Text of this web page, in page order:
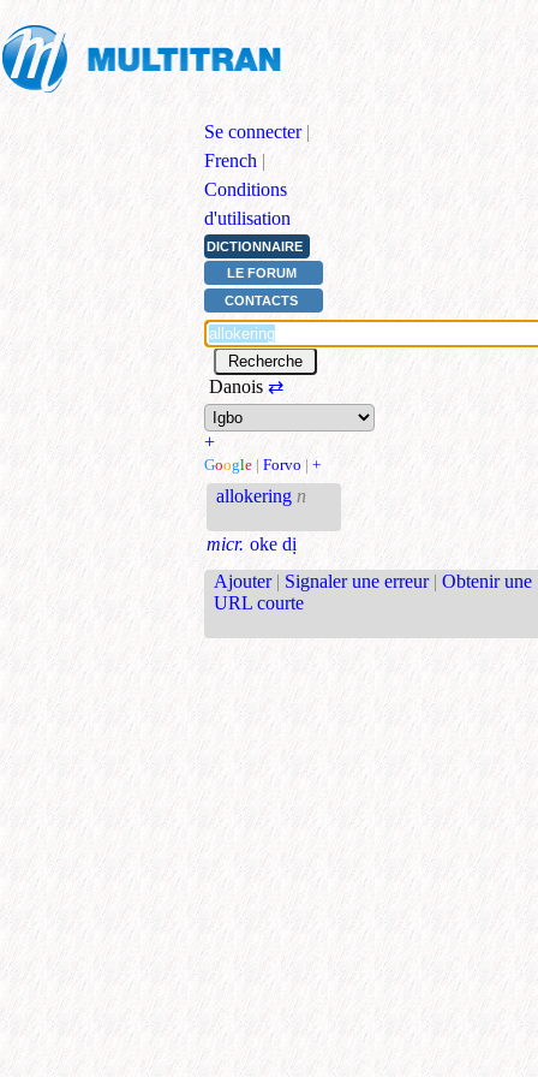
Se connecter |
French |
Conditions
d'utilisation
DICTIONNAIRE
LE FORUM
CONTACTS
Danois ⇄
+
Google | Forvo | +
allokering n
micr. oke dị
Ajouter | Signaler une erreur | Obtenir une
URL courte